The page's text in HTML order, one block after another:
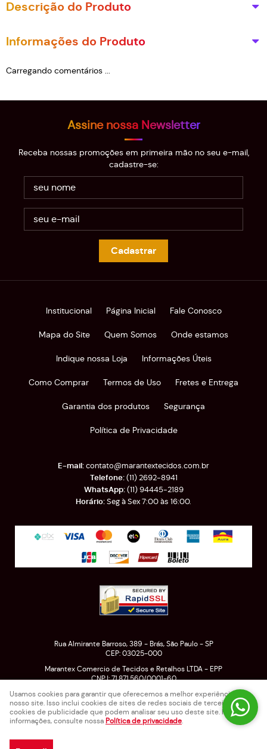
Descrição do Produto
Informações do Produto
Carregando comentários ...
Assine nossa Newsletter
Receba nossas promoções em primeira mão no seu e-mail,
cadastre-se:
Cadastrar
Institucional Página Inicial Fale Conosco
Mapa do Site Quem Somos Onde estamos
Indique nossa Loja Informações Úteis
Como Comprar Termos de Uso Fretes e Entrega
Garantia dos produtos Segurança
Política de Privacidade
(11)2692-8941
(11)94445-2189
Seg à Sex 7:00 às 16:00.
contato@marantextecidos.com.br
Rua Almirante Barroso, 389 - Brás, São Paulo- SP
CEP: 03025-000
Marantex Comercio de Tecidos e Retalhos LTDA - EPP
CNPJ: 71.871.560/0001-60
LOJA VIRTUAL CRIADA POR
Usamos cookies para garantir que oferecemos a melhor experiência em
nosso site. Isso inclui cookies de sites de redes sociais de terceiros e
cookies de publicidade que podem analisar seu uso deste site. Para mais
informações, consulte nossa Política de privacidade.